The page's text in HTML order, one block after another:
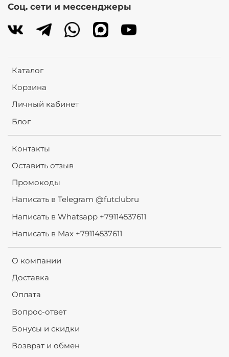
Каталог
Корзина
Личный кабинет
Блог
Контакты
Оставить отзыв
Промокоды
Написать в Telegram @futclubru
Написать в Whatsapp +79114537611
Написать в Max +79114537611
О компании
Доставка
Оплата
Вопрос-ответ
Бонусы и скидки
Возврат и обмен
Соц. сети и мессенджеры